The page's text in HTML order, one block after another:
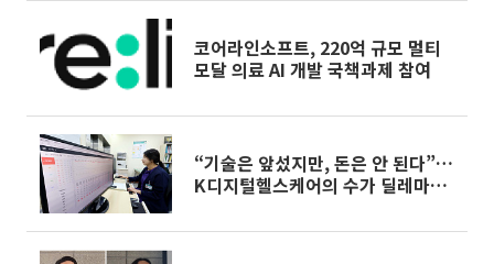
코어라인소프트, 220억 규모 멀티
모달 의료 AI 개발 국책과제 참여
“기술은 앞섰지만, 돈은 안 된다”…
K디지털헬스케어의 수가 딜레마